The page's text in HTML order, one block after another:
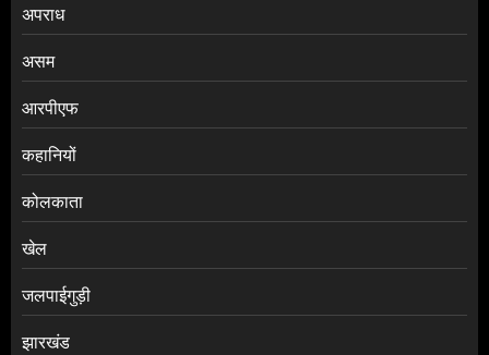
अपराध
असम
आरपीएफ
कहानियों
कोलकाता
खेल
जलपाईगुड़ी
झारखंड